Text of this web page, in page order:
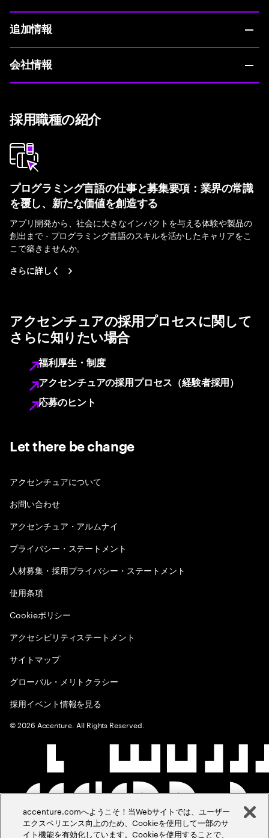
追加情報
会社情報
採用職種の紹介
プログラミング言語の仕事と募集要項：業界の常識
を覆し、新たな価値を創造する
アプリ開発から、社会に大きなインパクトを与える体験や製品の
創出まで - プログラミング言語のスキルを活かしたキャリアをこ
こで築きませんか。
さらに詳しく
アクセンチュアの採用プロセスに関して
さらに知りたい場合
福利厚生・制度
アクセンチュアの採用プロセス（経験者採用）
応募のヒント
Let there be change
アクセンチュアについて
お問い合わせ
アクセンチュア・アルムナイ
プライバシー・ステートメント
人材募集・採用プライバシー・ステートメント
使用条項
Cookieポリシー
アクセシビリティステートメント
サイトマップ
グローバル・メリトクラシー
採用イベント情報を見る
©2026 Accenture. All Rights Reserved.
accenture.comへようこそ！当Webサイトでは、ユーザー
エクスペリエンス向上のため、Cookieを使用して一部のサ
イト機能を有効化しています。Cookieを使用することで、